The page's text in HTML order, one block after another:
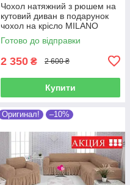
Чохол натяжний з рюшем на
кутовий диван в подарунок
чохол на крісло MILANO
зелений
Готово до відправки
2 350 ₴ 2 600 ₴
Купити
Оригинал! –10%